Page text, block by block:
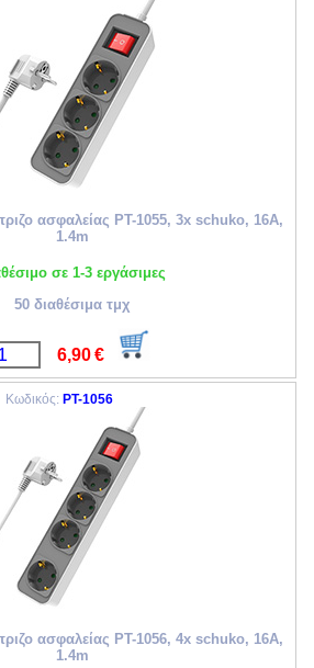
ασφαλείας PT-1055, 3x schuko, 16A,
1.4m
σε 1-3 εργάσιμες
50 διαθέσιμα τμχ
6,90 €
Κωδικός: PT-1056
ασφαλείας PT-1056, 4x schuko, 16A,
1.4m